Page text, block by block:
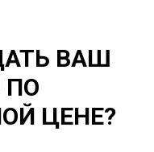
ВАШ
ПО
ЦЕНЕ?